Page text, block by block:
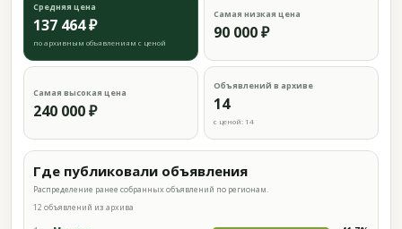
Средняя цена
137 464 ₽
по архивным объявлениям с ценой
Самая низкая цена
90 000 ₽
Самая высокая цена
240 000 ₽
Объявлений в архиве
14
с ценой: 14
Где публиковали объявления
Распределение ранее собранных объявлений по регионам.
12 объявлений из архива